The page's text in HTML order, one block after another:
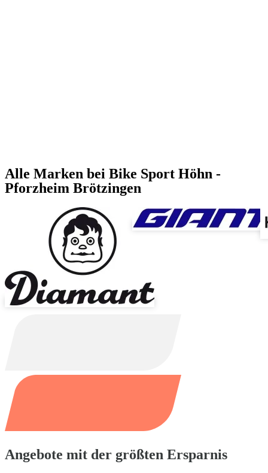
Alle Marken bei Bike Sport Höhn -
Pforzheim Brötzingen
Angebote mit der größten Ersparnis